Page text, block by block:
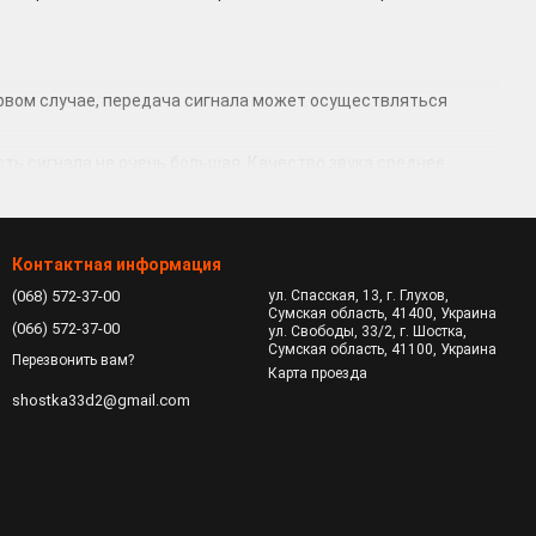
случае, передача сигнала может осуществляться
Этот показатель определяет громкость звука
Пассивное – обеспечивается плотным прилеганием
адаптация настроек под индивидуальные
Контактная информация
(068) 572-37-00
(066) 572-37-00
Перезвонить вам?
shostka33d2@gmail.com
ул. Спасская, 13, г. Глухов,
Сумская область, 41400, Украина
ул. Свободы, 33/2, г. Шостка,
Сумская область, 41100, Украина
Карта проезда